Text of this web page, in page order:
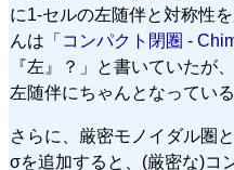
に1-セルの左随伴と対称性
んは「 コンパクト閉圏 -
『左』？」と書いていたが
左随伴にちゃんとなっている
さらに、厳密モノイダル圏
σを追加すると、(厳密な)コ